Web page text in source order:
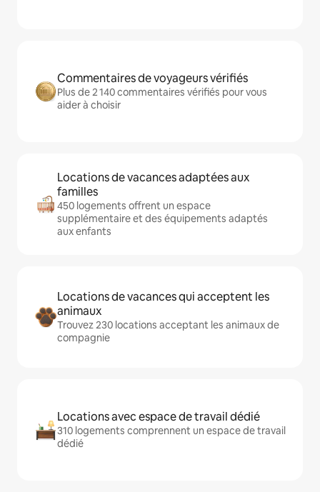
Commentaires de voyageurs vérifiés
Plus de 2 140 commentaires vérifiés pour vous
aider à choisir
Locations de vacances adaptées aux
familles
450 logements offrent un espace
supplémentaire et des équipements adaptés
aux enfants
Locations de vacances qui acceptent les
animaux
Trouvez 230 locations acceptant les animaux de
compagnie
Locations avec espace de travail dédié
310 logements comprennent un espace de travail
dédié